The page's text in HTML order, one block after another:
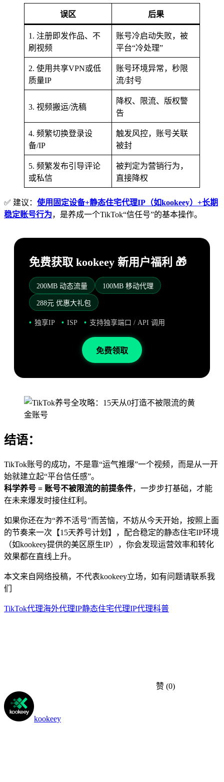
误区 后果
1. 注册即发作品、不
刷视频
账号冷启动失败，被
平台“冷处理”
2. 使用共享VPN或低
质量IP
账号环境异常，秒限
流/封号
3. 视频搬运/洗稿
降权、限流、版权警
告
4. 频繁切换登录设
备/IP
触发风控，账号关联
被封
5. 频繁发布引导评论
或私信
被判定为营销行为，
直接降权
✅ 建议： 使用固定设备+静态住宅代理IP（如kookeey）+长期
稳定账号行为，是养成一个TikTok“信任号”的基本操作。
免费获取 kookeey 新用户福利 🎁
200MB 动态流量 100MB 移动代理
288元 优惠大礼包
独享IP ISP 支持独享端口 / API 调用
免费领取
结语：
TikTok账号的成功，不是靠“运气推爆”一个视频，而是从一开
始就建立起“平台信任感”。
科学养号 = 账号不被限流的前提条件，一步步打基础，才能
在未来爆发时接住红利。
如果你还在为“养不活号”而苦恼，不妨从今天开始，按照上面
的节奏来一次【15天养号计划】，配合稳定的静态住宅IP环境
（如kookeey提供的美区原生IP），你会发现运营效率和转化
效果都在直线上升。
本文来自网络投稿，不代表kookeey立场，如有问题请联系我
们
TikTok代理海外代理IP静态住宅代理IP代理科普
赞 (0)
kookeey